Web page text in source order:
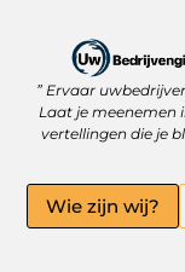
” Ervaar
Laat je meenemen
vertellingen die je
Wie zijn wij?